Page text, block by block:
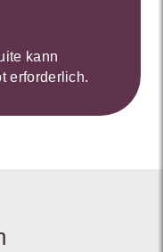
kann
erforderlich.